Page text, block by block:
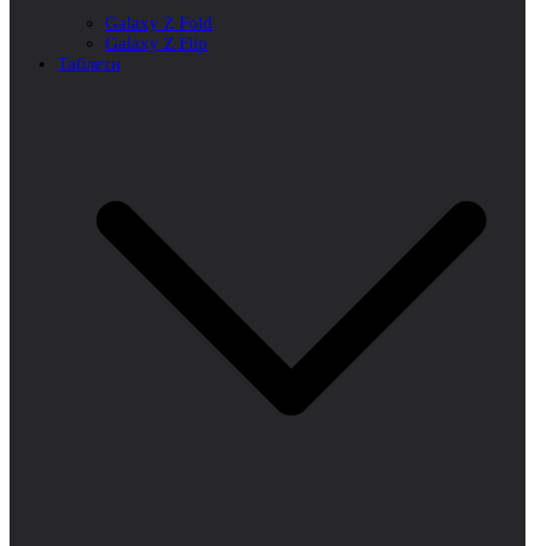
Galaxy Z Fold
Galaxy Z Flip
Таблети